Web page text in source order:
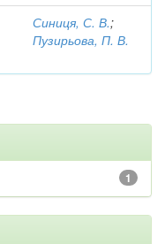
Синиця, С. В.;
Пузирьова, П. В.
1